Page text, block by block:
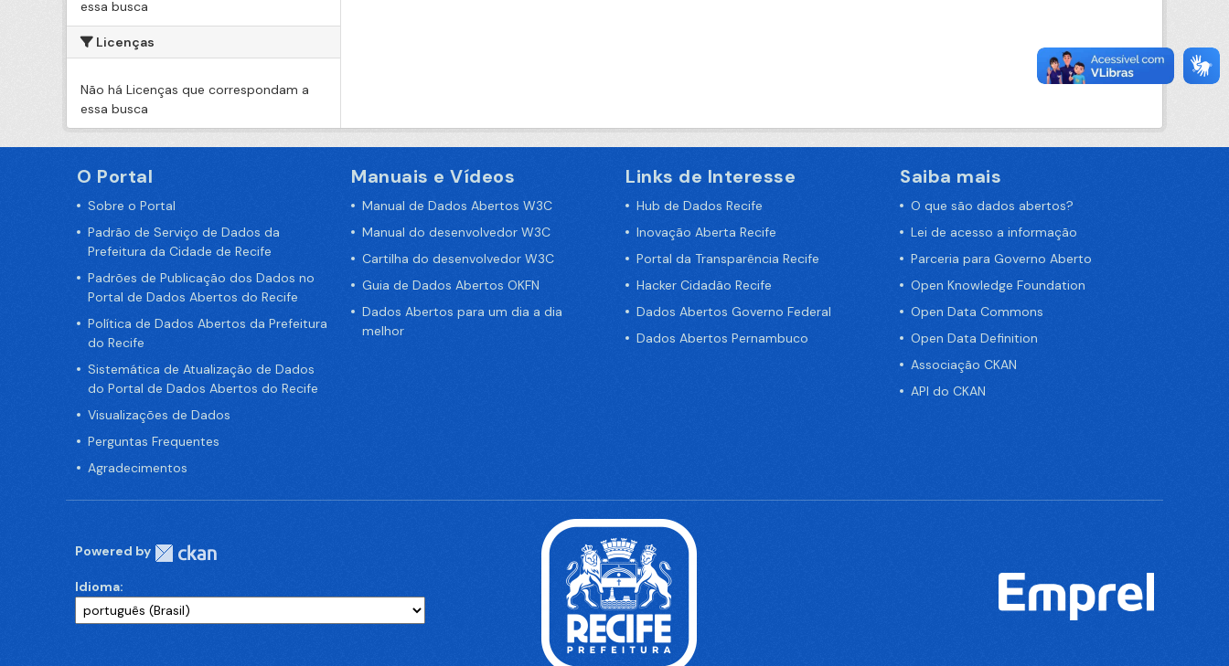
essa busca
Licenças
Não há Licenças que correspondam a
essa busca
O Portal
Sobre o Portal
Padrão de Serviço de Dados da
Prefeitura da Cidade de Recife
Padrões de Publicação dos Dados no
Portal de Dados Abertos do Recife
Política de Dados Abertos da Prefeitura
do Recife
Sistemática de Atualização de Dados
do Portal de Dados Abertos do Recife
Visualizações de Dados
Perguntas Frequentes
Agradecimentos
Manuais e Vídeos
Manual de Dados Abertos W3C
Manual do desenvolvedor W3C
Cartilha do desenvolvedor W3C
Guia de Dados Abertos OKFN
Dados Abertos para um dia a dia
melhor
Links de Interesse
Hub de Dados Recife
Inovação Aberta Recife
Portal da Transparência Recife
Hacker Cidadão Recife
Dados Abertos Governo Federal
Dados Abertos Pernambuco
Saiba mais
O que são dados abertos?
Lei de acesso a informação
Parceria para Governo Aberto
Open Knowledge Foundation
Open Data Commons
Open Data Definition
Associação CKAN
API do CKAN
Powered by
Idioma